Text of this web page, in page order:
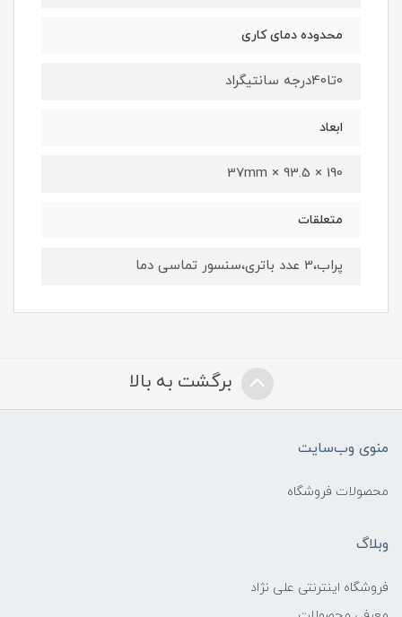
محدوده دمای کاری
0تا40درجه سانتیگراد
ابعاد
190 × 93.5 × 37mm
متعلقات
پراب،3 عدد باتری،سنسور تماسی دما
برگشت به بالا
منوی وب‌سایت
محصولات فروشگاه
وبلاگ
فروشگاه اینترنتی علی نژاد